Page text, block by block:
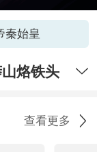
秦始皇
烙铁头
查看更多